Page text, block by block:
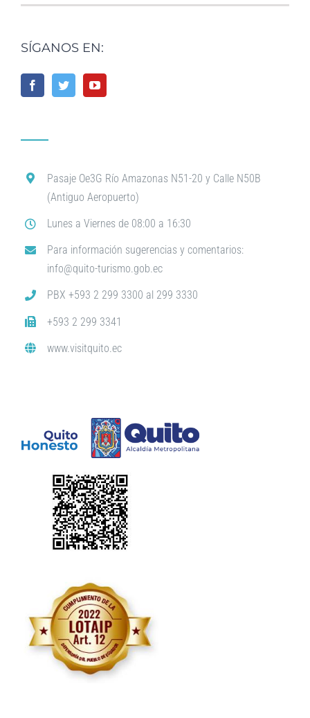
SÍGANOS EN:
Pasaje Oe3G Río Amazonas N51-20 y Calle N50B
(Antiguo Aeropuerto)
Lunes a Viernes de 08:00 a 16:30
Para información sugerencias y comentarios:
info@quito-turismo.gob.ec
PBX +593 2 299 3300 al 299 3330
+593 2 299 3341
www.visitquito.ec